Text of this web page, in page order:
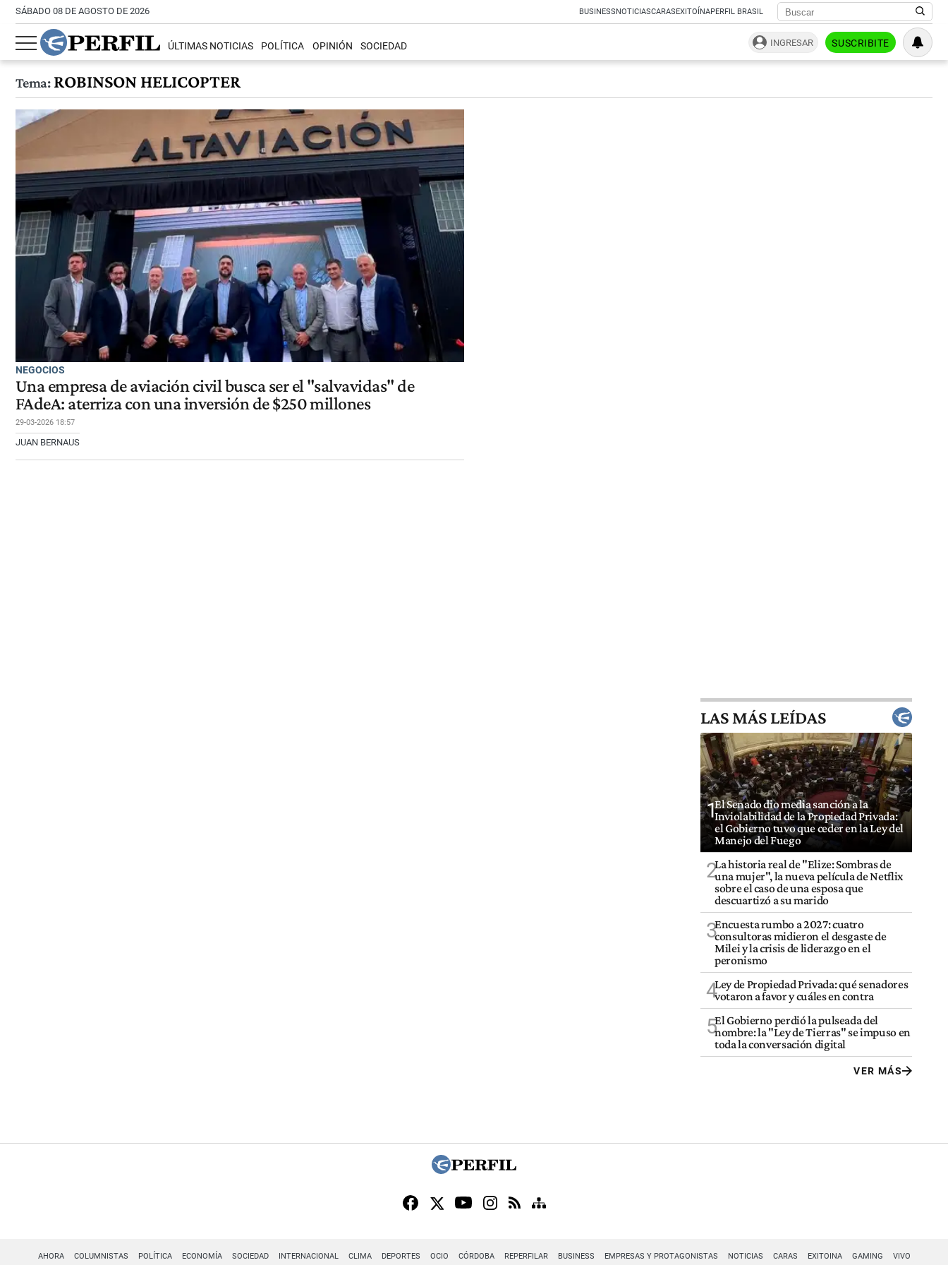
SÁBADO 08 DE AGOSTO DE 2026 BUSINESSNOTICIASCARASEXITOÍNAPERFIL BRASIL
ÚLTIMAS NOTICIAS POLÍTICA OPINIÓN SOCIEDAD INGRESAR SUSCRIBITE
Tema:ROBINSON HELICOPTER
NEGOCIOS
Una empresa de aviación civil busca ser el "salvavidas" de
FAdeA: aterriza con una inversión de $250 millones
29-03-2026 18:57
JUAN BERNAUS
LAS MÁS LEÍDAS
1El Senado dio media sanción a la
Inviolabilidad de la Propiedad Privada:
el Gobierno tuvo que ceder en la Ley del
Manejo del Fuego
2La historia real de "Elize: Sombras de
una mujer", la nueva película de Netflix
sobre el caso de una esposa que
descuartizó a su marido
3Encuesta rumbo a 2027: cuatro
consultoras midieron el desgaste de
Milei y la crisis de liderazgo en el
peronismo
4Ley de Propiedad Privada: qué senadores
votaron a favor y cuáles en contra
5El Gobierno perdió la pulseada del
nombre: la "Ley de Tierras" se impuso en
toda la conversación digital
VER MÁS
AHORA COLUMNISTAS POLÍTICA ECONOMÍA SOCIEDAD INTERNACIONAL CLIMA DEPORTES OCIO CÓRDOBA REPERFILAR BUSINESS EMPRESAS Y PROTAGONISTAS NOTICIAS CARAS EXITOINA GAMING VIVO